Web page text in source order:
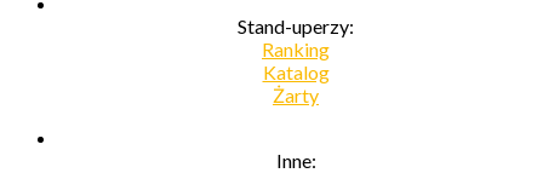
Stand-uperzy:
Ranking
Katalog
Żarty
Inne: